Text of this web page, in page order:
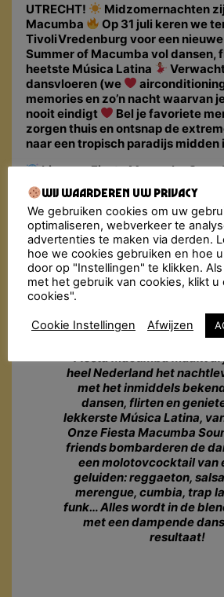
UTRECHT!
Midzomernachten
Macumba
Op 31 juli keren we
TivoliVredenburg voor een
Summer of Macumba vol dansen,
heetste Música Latina
dansvloeren (we
memories en zo’n nacht waarvan
nooit eindigt
Bel je favoriete
zorgen thuis en ontsnap de
naar een tropisch paradijs midden
Line-up: Fiesta Macumba
long!
Adres:Vredenburgkade 11,
Deuren sluiten: 03:00
🎟 Tickets: €16,50 – €19,15 (incl.
Kluisjes: medium €4, groot €8
Minimumleeftijd: 18+ (breng
Let op: Is dit evenement
Ticketswap.nl, een veilige en
fans om tickets te kopen en te
heel Nederland het
met het inmiddels
dansen, flirten en
lekkerste Música Latina,
Onze Fiesta Macumba
friends bombarderen de
een molotovcocktail van
geluiden: reggaeton,
merengue, cumbia, trap
funk… Alles wordt in de
met een dampende
resultaat!
Wij waarderen uw privacy
We gebruiken cookies om uw
optimaliseren, webverkeer te
advertenties te maken via derden.
hoe we cookies gebruiken en hoe
door op "Instellingen" te klikken.
met het gebruik van cookies, klikt u
cookies".
Cookie Instellingen Afwijzen